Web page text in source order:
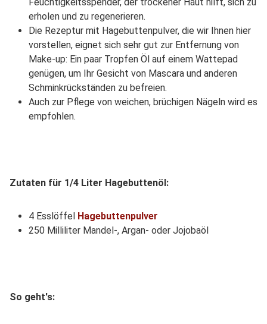
Feuchtigkeitsspender, der trockener Haut hilft, sich zu
erholen und zu regenerieren.
Die Rezeptur mit Hagebuttenpulver, die wir Ihnen hier
vorstellen, eignet sich sehr gut zur Entfernung von
Make-up: Ein paar Tropfen Öl auf einem Wattepad
genügen, um Ihr Gesicht von Mascara und anderen
Schminkrückständen zu befreien.
Auch zur Pflege von weichen, brüchigen Nägeln wird es
empfohlen.
Zutaten für 1/4 Liter Hagebuttenöl:
4 Esslöffel
Hagebuttenpulver
250 Milliliter Mandel-, Argan- oder Jojobaöl
So geht's: